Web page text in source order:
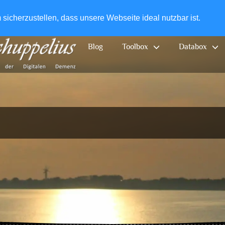
dass unsere Webseite ideal nutzbar ist.
Blog Toolbox Databox